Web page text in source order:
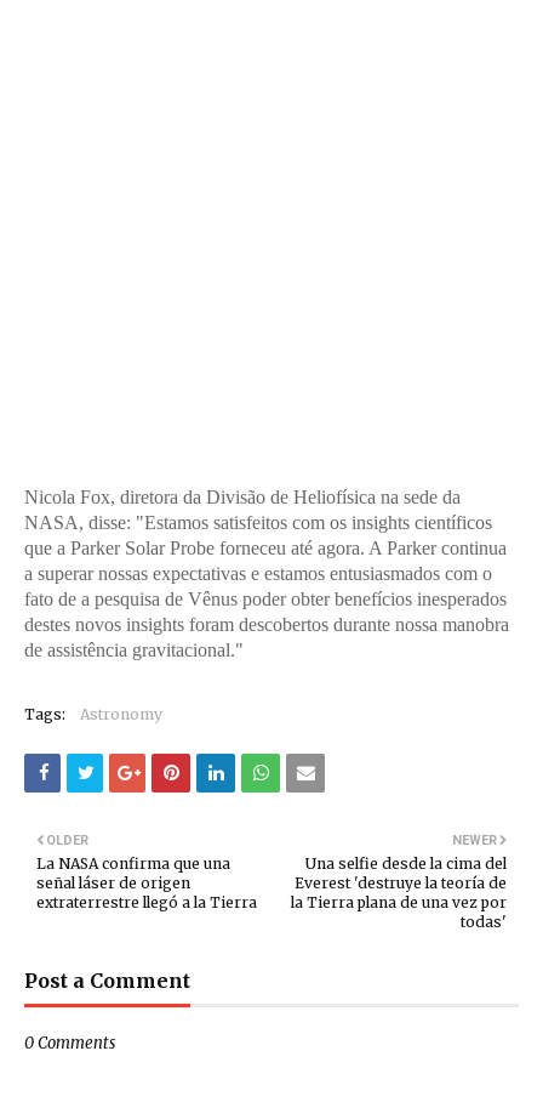
Nicola Fox, diretora da Divisão de Heliofísica na sede da
NASA, disse: "Estamos satisfeitos com os insights científicos
que a Parker Solar Probe forneceu até agora. A Parker continua
a superar nossas expectativas e estamos entusiasmados com o
fato de a pesquisa de Vênus poder obter benefícios inesperados
destes novos insights foram descobertos durante nossa manobra
de assistência gravitacional."
Tags: Astronomy
NEWER
Una selfie desde la cima del
Everest 'destruye la teoría de
la Tierra plana de una vez por
todas'
OLDER
La NASA confirma que una
señal láser de origen
extraterrestre llegó a la Tierra
Post a Comment
0 Comments